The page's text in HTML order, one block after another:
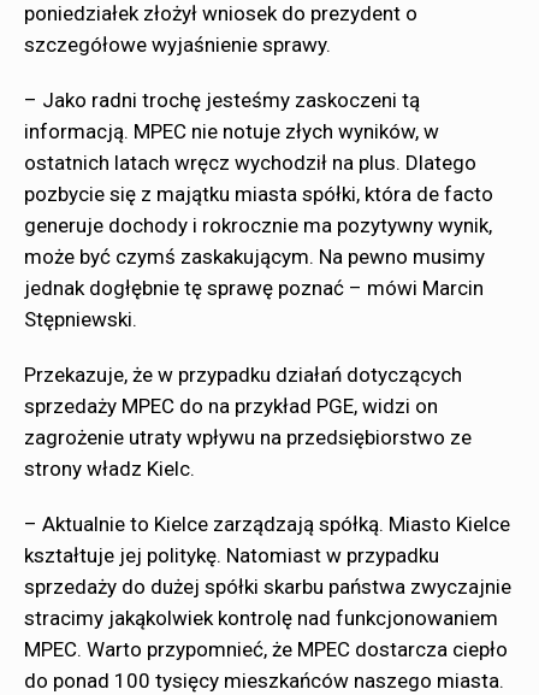
poniedziałek złożył wniosek do prezydent o
szczegółowe wyjaśnienie sprawy.
– Jako radni trochę jesteśmy zaskoczeni tą
informacją. MPEC nie notuje złych wyników, w
ostatnich latach wręcz wychodził na plus. Dlatego
pozbycie się z majątku miasta spółki, która de facto
generuje dochody i rokrocznie ma pozytywny wynik,
może być czymś zaskakującym. Na pewno musimy
jednak dogłębnie tę sprawę poznać – mówi Marcin
Stępniewski.
Przekazuje, że w przypadku działań dotyczących
sprzedaży MPEC do na przykład PGE, widzi on
zagrożenie utraty wpływu na przedsiębiorstwo ze
strony władz Kielc.
– Aktualnie to Kielce zarządzają spółką. Miasto Kielce
kształtuje jej politykę. Natomiast w przypadku
sprzedaży do dużej spółki skarbu państwa zwyczajnie
stracimy jakąkolwiek kontrolę nad funkcjonowaniem
MPEC. Warto przypomnieć, że MPEC dostarcza ciepło
do ponad 100 tysięcy mieszkańców naszego miasta.